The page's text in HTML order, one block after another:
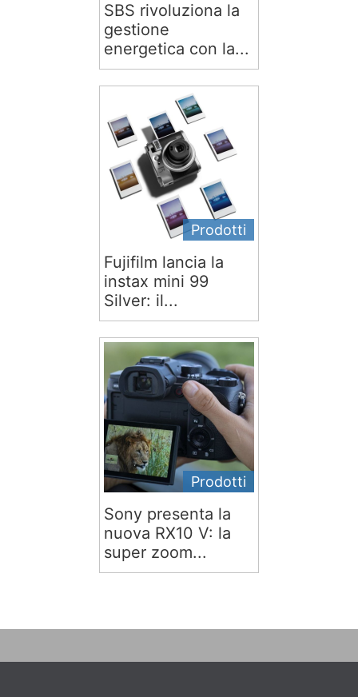
SBS rivoluziona la
gestione
energetica con la...
Prodotti
Fujifilm lancia la
instax mini 99
Silver: il...
Prodotti
Sony presenta la
nuova RX10 V: la
super zoom...